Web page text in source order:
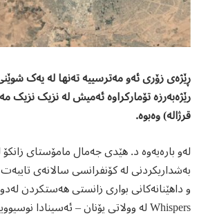
ڕێژەی زۆری ئەو مەترسییە تەنها لە یەک
رێژەبەرزە تۆمارکراوە ئەمیش لە نزیک نزیک
قرژالە) وەبوە.
لەو بارەیەوە د. هێدی جەمال مامۆستای زانکۆ
بەشداریکردنی لە کۆنفرانسی سالانەی
و داهێنانەکانی بواری زانستی هەستکردن
Whispers لە وولاتی یۆنان – ئەسینادا نوسیوویەتی: